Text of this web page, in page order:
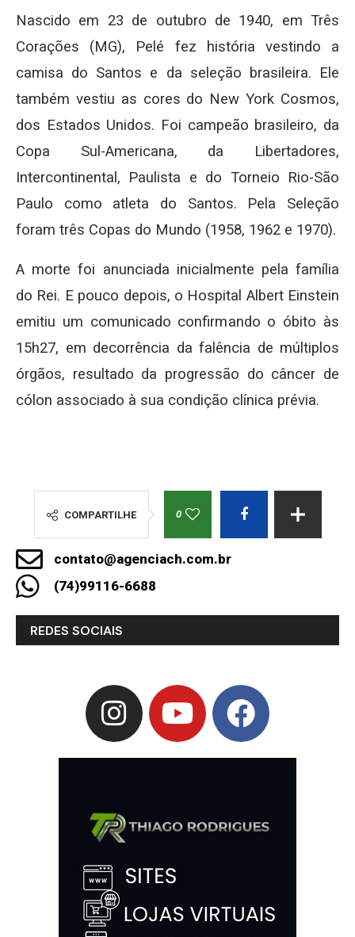
Nascido em 23 de outubro de 1940, em Três
Corações (MG), Pelé fez história vestindo a
camisa do Santos e da seleção brasileira. Ele
também vestiu as cores do New York Cosmos,
dos Estados Unidos. Foi campeão brasileiro, da
Copa Sul-Americana, da Libertadores,
Intercontinental, Paulista e do Torneio Rio-São
Paulo como atleta do Santos. Pela Seleção
foram três Copas do Mundo (1958, 1962 e 1970).
A morte foi anunciada inicialmente pela família
do Rei. E pouco depois, o Hospital Albert Einstein
emitiu um comunicado confirmando o óbito às
15h27, em decorrência da falência de múltiplos
órgãos, resultado da progressão do câncer de
cólon associado à sua condição clínica prévia.
COMPARTILHE 0
contato@agenciach.com.br
(74)99116-6688
REDES SOCIAIS